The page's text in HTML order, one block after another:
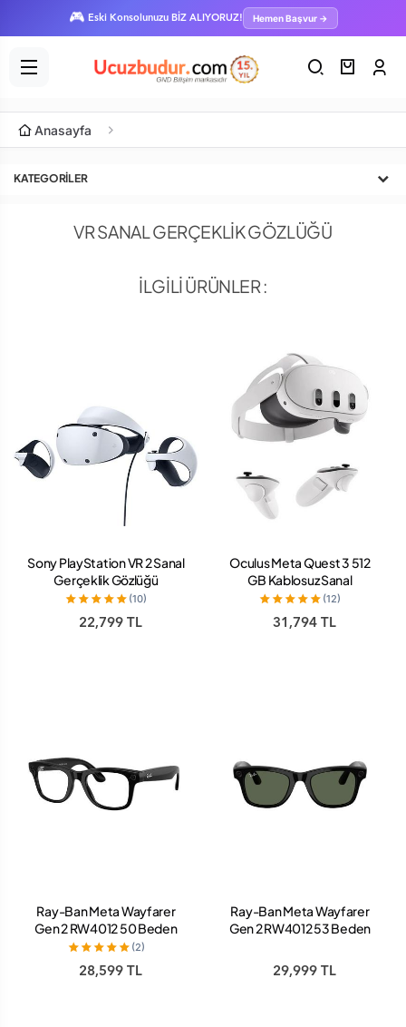
🎮 Eski Konsolunuzu BİZ ALIYORUZ! Hemen Başvur →
Anasayfa
KATEGORILER
VR SANAL GERÇEKLİK GÖZLÜĞÜ
İLGİLİ ÜRÜNLER :
Sony PlayStation VR 2 Sanal
Gerçeklik Gözlüğü
(10)
22,799 TL
Oculus Meta Quest 3 512
GB Kablosuz Sanal
Gerçeklik Gözlüğü
(12)
31,794 TL
Ray-Ban Meta Wayfarer
Gen 2 RW4012 50 Beden
601/1M Parlak Siyah-Şeffaf
Grafit Yeşil Transitions
(2)
28,599 TL
Ray-Ban Meta Wayfarer
Gen 2 RW4012 53 Beden
Şeffaf Grafit Yeşil
29,999 TL